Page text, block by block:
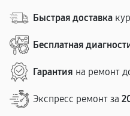
Быстрая доставка
Бесплатная
Гарантия на ремонт
Экспресс ремонт за